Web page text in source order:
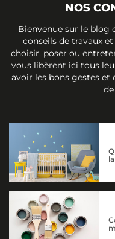
NOS
Bienvenue sur le blog
conseils de travaux
choisir, poser ou
vous libèrent ici tous
avoir les bons gestes et